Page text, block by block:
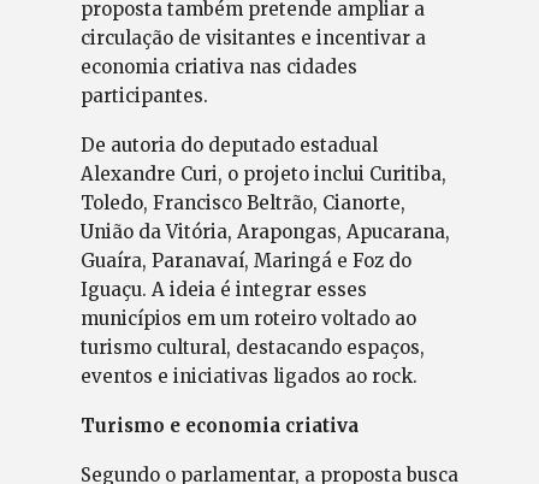
proposta também pretende ampliar a
circulação de visitantes e incentivar a
economia criativa nas cidades
participantes.
De autoria do deputado estadual
Alexandre Curi, o projeto inclui Curitiba,
Toledo, Francisco Beltrão, Cianorte,
União da Vitória, Arapongas, Apucarana,
Guaíra, Paranavaí, Maringá e Foz do
Iguaçu. A ideia é integrar esses
municípios em um roteiro voltado ao
turismo cultural, destacando espaços,
eventos e iniciativas ligados ao rock.
Turismo e economia criativa
Segundo o parlamentar, a proposta busca